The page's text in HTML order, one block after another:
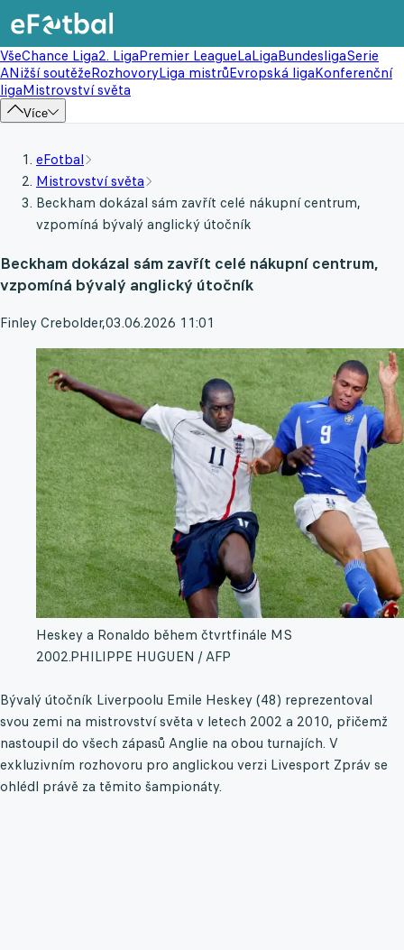
VšeChance Liga2. LigaPremier LeagueLaLigaBundesligaSerie
ANižší soutěžeRozhovoryLiga mistrůEvropská ligaKonferenční
ligaMistrovství světa
Více
eFotbal
Mistrovství světa
Beckham dokázal sám zavřít celé nákupní centrum,
vzpomíná bývalý anglický útočník
Beckham dokázal sám zavřít celé nákupní centrum,
vzpomíná bývalý anglický útočník
Finley Crebolder,03.06.2026 11:01
Heskey a Ronaldo během čtvrtfinále MS
2002.PHILIPPE HUGUEN / AFP
Bývalý útočník Liverpoolu Emile Heskey (48) reprezentoval
svou zemi na mistrovství světa v letech 2002 a 2010, přičemž
nastoupil do všech zápasů Anglie na obou turnajích. V
exkluzivním rozhovoru pro anglickou verzi Livesport Zpráv se
ohlédl právě za těmito šampionáty.